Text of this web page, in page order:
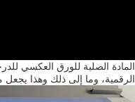
المادة الصلبة للورق العكسي
الرقمية، وما إلى ذلك وهذا